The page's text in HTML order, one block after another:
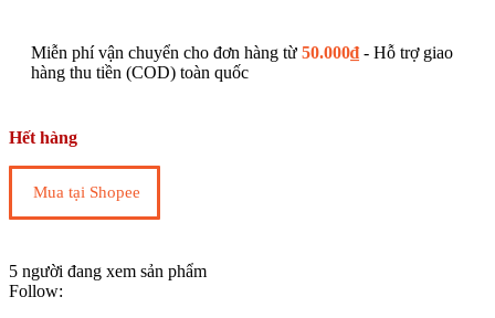
Miễn phí vận chuyển cho đơn hàng từ 50.000₫- Hỗ trợ giao
hàng thu tiền (COD) toàn quốc
Hết hàng
Mua tại Shopee
5 người đang xem sản phẩm
Follow: